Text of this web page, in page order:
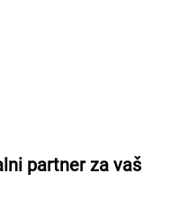
partner za vaš